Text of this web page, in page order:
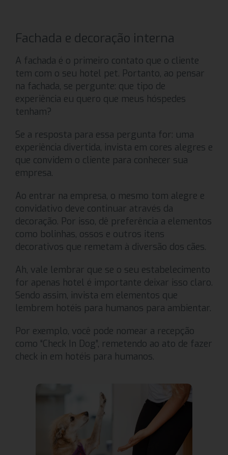
Fachada e decoração interna
A fachada é o primeiro contato que o cliente
tem com o seu hotel pet. Portanto, ao pensar
na fachada, se pergunte: que tipo de
experiência eu quero que meus hóspedes
tenham?
Se a resposta para essa pergunta for: uma
experiência divertida, invista em cores alegres e
que convidem o cliente para conhecer sua
empresa.
Ao entrar na empresa, o mesmo tom alegre e
convidativo deve continuar através da
decoração. Por isso, dê preferência a elementos
como bolinhas, ossos e outros itens
decorativos que remetam à diversão dos cães.
Ah, vale lembrar que se o seu estabelecimento
for apenas hotel é importante deixar isso claro.
Sendo assim, invista em elementos que
lembrem hotéis para humanos para ambientar.
Por exemplo, você pode nomear a recepção
como “Check In Dog”, remetendo ao ato de fazer
check in em hotéis para humanos.